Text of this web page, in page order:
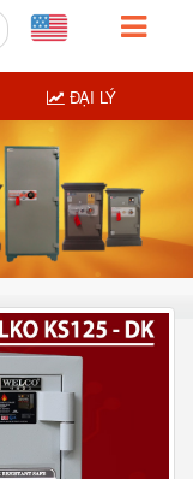
ĐẠI LÝ